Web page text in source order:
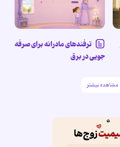
ترفندهای مادرانه برای صرفه
جویی در برق
مشاهده بیشتر